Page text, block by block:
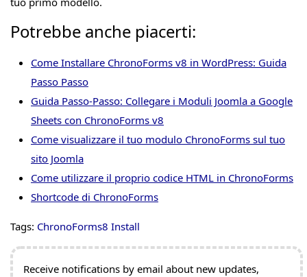
Potrebbe anche piacerti:
Come Installare ChronoForms v8 in WordPress: Guida
Passo Passo
Guida Passo-Passo: Collegare i Moduli Joomla a Google
Sheets con ChronoForms v8
Come visualizzare il tuo modulo ChronoForms sul tuo
sito Joomla
Come utilizzare il proprio codice HTML in ChronoForms
Shortcode di ChronoForms
Tags: ChronoForms8 Install
Receive notifications by email about new updates,